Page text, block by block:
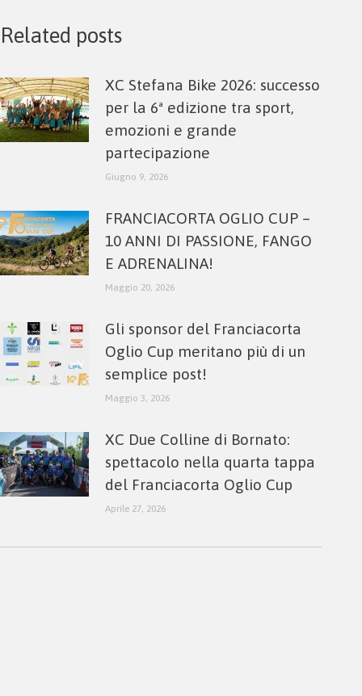
Related posts
XC Stefana Bike 2026: successo
per la 6ª edizione tra sport,
emozioni e grande
partecipazione
Giugno 9, 2026
FRANCIACORTA OGLIO CUP –
10 ANNI DI PASSIONE, FANGO
E ADRENALINA!
Maggio 20, 2026
Gli sponsor del Franciacorta
Oglio Cup meritano più di un
semplice post!
Maggio 3, 2026
XC Due Colline di Bornato:
spettacolo nella quarta tappa
del Franciacorta Oglio Cup
Aprile 27, 2026